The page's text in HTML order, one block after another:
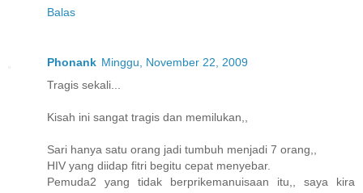
Balas
Phonank Minggu, November 22, 2009
Tragis sekali...
Kisah ini sangat tragis dan memilukan,,
Sari hanya satu orang jadi tumbuh menjadi 7 orang,,
HIV yang diidap fitri begitu cepat menyebar.
Pemuda2 yang tidak berprikemanuisaan itu,, saya kira